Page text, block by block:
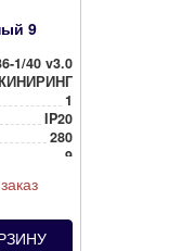
9
1/40 v3.0
1
IP20
280
9